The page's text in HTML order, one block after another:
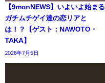
【9monNEWS】いよいよ始まる
ガチムチゲイ達の恋リアと
は！？【ゲスト：NAWOTO・
TAKA】
2026年7月5日